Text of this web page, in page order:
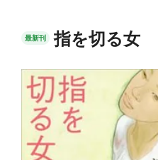
最新刊 指を切る女